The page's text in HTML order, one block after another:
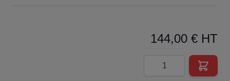
144,00 € HT
Quantité